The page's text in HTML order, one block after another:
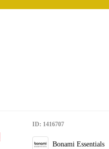
ID: 1416707
Bonami Essentials